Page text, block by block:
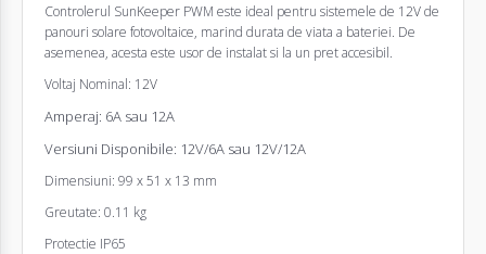
Controlerul SunKeeper PWM este ideal pentru sistemele de 12V de
panouri solare fotovoltaice, marind durata de viata a bateriei. De
asemenea, acesta este usor de instalat si la un pret accesibil.
Voltaj Nominal: 12V
Amperaj: 6A sau 12A
Versiuni Disponibile: 12V/6A sau 12V/12A
Dimensiuni: 99 x 51 x 13 mm
Greutate: 0.11 kg
Protectie IP65